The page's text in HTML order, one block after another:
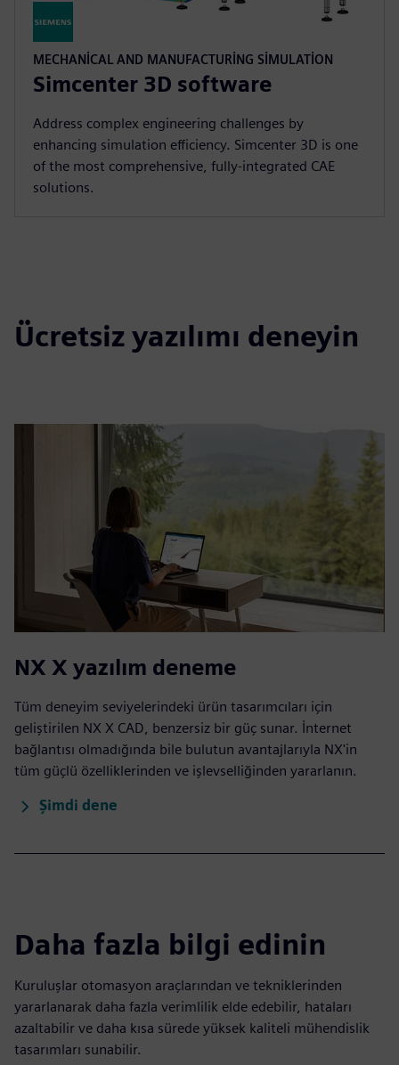
MECHANICAL AND MANUFACTURING SIMULATION
Simcenter 3D software
Address complex engineering challenges by
enhancing simulation efficiency. Simcenter 3D is one
of the most comprehensive, fully-integrated CAE
solutions.
Ücretsiz yazılımı deneyin
NX X yazılım deneme
Tüm deneyim seviyelerindeki ürün tasarımcıları için
geliştirilen NX X CAD, benzersiz bir güç sunar. İnternet
bağlantısı olmadığında bile bulutun avantajlarıyla NX'in
tüm güçlü özelliklerinden ve işlevselliğinden yararlanın.
Şimdi dene
Daha fazla bilgi edinin
Kuruluşlar otomasyon araçlarından ve tekniklerinden
yararlanarak daha fazla verimlilik elde edebilir, hataları
azaltabilir ve daha kısa sürede yüksek kaliteli mühendislik
tasarımları sunabilir.